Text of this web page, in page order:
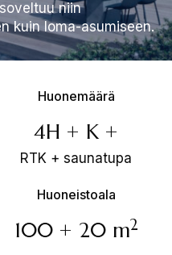
niin
kuin loma-asumiseen.
Huonemäärä
4H + K +
RTK + saunatupa
Huoneistoala
100 + 20 m2